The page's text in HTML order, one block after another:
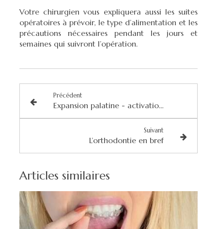
Votre chirurgien vous expliquera aussi les suites
opératoires à prévoir, le type d’alimentation et les
précautions nécessaires pendant les jours et
semaines qui suivront l’opération.
Précédent
Expansion palatine - activation du disjoncteur
Suivant
L’orthodontie en bref
Articles similaires